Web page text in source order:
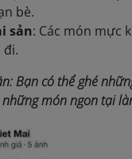
bè.
sản: Các món mực
đi.
Bạn có thể ghé
món ngon tại